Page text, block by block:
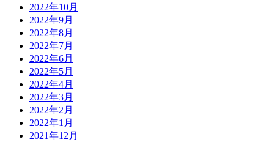
2022年10月
2022年9月
2022年8月
2022年7月
2022年6月
2022年5月
2022年4月
2022年3月
2022年2月
2022年1月
2021年12月